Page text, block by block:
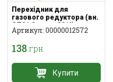
Перехідник для
газового редуктора (вн.
СП21,8 - нар. G3/4)
Артикул: 00000012572
138грн
Купити